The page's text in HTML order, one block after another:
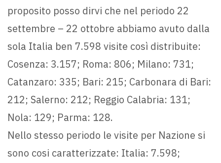
proposito posso dirvi che nel periodo 22
settembre – 22 ottobre abbiamo avuto dalla
sola Italia ben 7.598 visite così distribuite:
Cosenza: 3.157; Roma: 806; Milano: 731;
Catanzaro: 335; Bari: 215; Carbonara di Bari:
212; Salerno: 212; Reggio Calabria: 131;
Nola: 129; Parma: 128.
Nello stesso periodo le visite per Nazione si
sono cosi caratterizzate: Italia: 7.598;